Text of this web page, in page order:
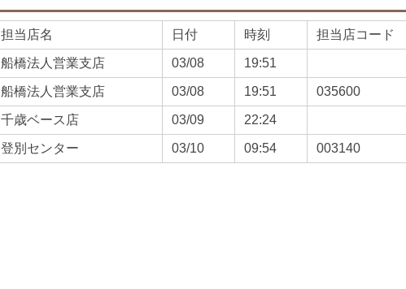
担当店名 日付 時刻 担当店コード
船橋法人営業支店 03/08 19:51
船橋法人営業支店 03/08 19:51 035600
千歳ベース店 03/09 22:24
登別センター 03/10 09:54 003140